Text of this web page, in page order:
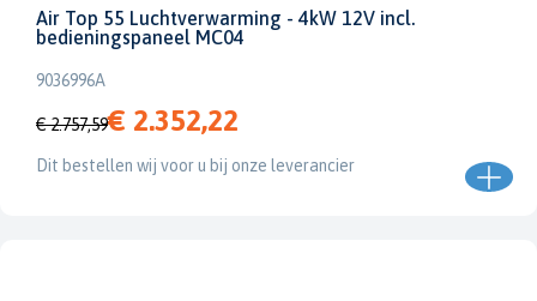
Air Top 55 Luchtverwarming - 4kW 12V incl.
bedieningspaneel MC04
9036996A
€ 2.757,59€ 2.352,22
Dit bestellen wij voor u bij onze leverancier